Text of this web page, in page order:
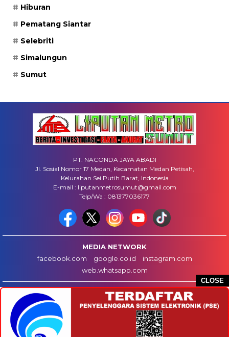
CLOSE
Hiburan
Pematang Siantar
Selebriti
Simalungun
Sumut
PT. NACONDA JAYA ABADI
Jl. Sosial Nomor 17 Medan, Kecamatan Medan Petisah,
Kelurahan Sei Putih Barat, Indonesia
E-mail : liputanmetrosumut@gmail.com
Telp/Wa : 081377036177
MEDIA NETWORK
facebook.com
google.co.id
instagram.com
web.whatsapp.com
HOME INFO IKLAN
DISCLAIMER
HUBUNGI KAMI
REDAKSI
COPYRIGHT © 2025 LIPUTANMETROSUMUT.COM - ALL RIGHTS RESERVED